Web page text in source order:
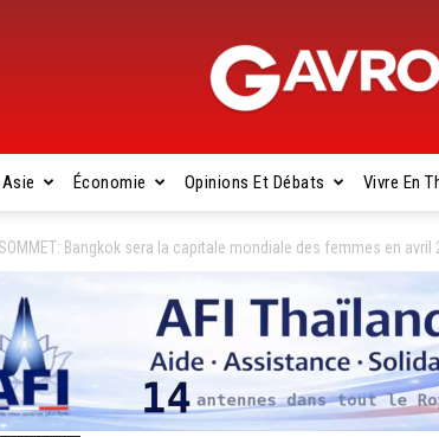
Asie Économie Opinions Et Débats Vivre En
Bangkok sera la capitale mondiale des femmes en avril